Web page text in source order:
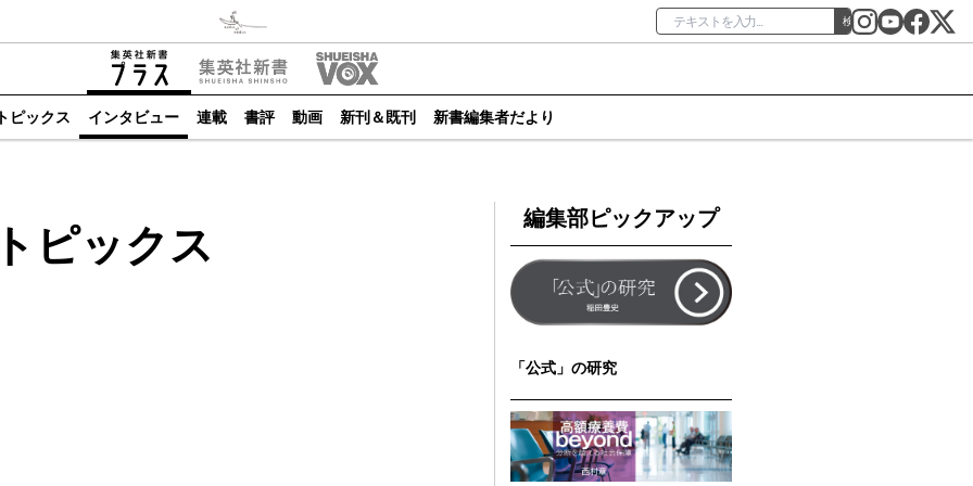
検索
ピックス インタビュー 連載 書評 動画 新刊＆既刊 新書編集者だより
ピックス
編集部ピックアップ
「公式」の研究